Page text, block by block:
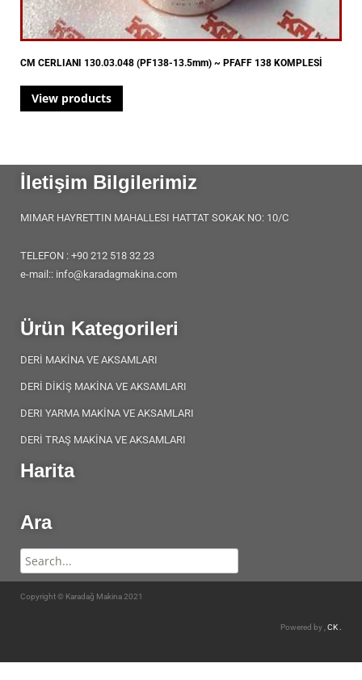
CM CERLIANI 130.03.048 (PF138-13.5mm) ~ PFAFF 138 KOMPLESİ
View products
İletişim Bilgilerimiz
MIMAR HAYRETTIN MAHALLESI HATTAT SOKAK NO: 10/C
TELEFON : +90 212 518 32 23
e-mail:: info@karadagmakina.com
Ürün Kategorileri
DERİ MAKİNA VE AKSAMLARI
DERİ DİKİŞ MAKİNA VE AKSAMLARI
DERI YARMA MAKİNA VE AKSAMLARI
DERİ TRAŞ MAKİNA VE AKSAMLARI
Harita
Ara
Copyright © Karadağ Makina 2021
Powered by , CK .